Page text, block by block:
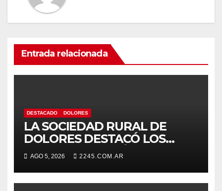
Entrada relacionada
DESTACADO DOLORES
LA SOCIEDAD RURAL DE
DOLORES DESTACÓ LOS
TRABAJOS HIDRÁULICOS
REALIZADOS EN EL CANAL 1
AGO 5, 2026 2245.COM.AR